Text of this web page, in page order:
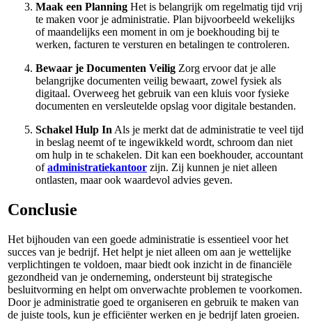
Maak een Planning Het is belangrijk om regelmatig tijd vrij
te maken voor je administratie. Plan bijvoorbeeld wekelijks
of maandelijks een moment in om je boekhouding bij te
werken, facturen te versturen en betalingen te controleren.
Bewaar je Documenten Veilig Zorg ervoor dat je alle
belangrijke documenten veilig bewaart, zowel fysiek als
digitaal. Overweeg het gebruik van een kluis voor fysieke
documenten en versleutelde opslag voor digitale bestanden.
Schakel Hulp InAls je merkt dat de administratie te veel tijd
in beslag neemt of te ingewikkeld wordt, schroom dan niet
om hulp in te schakelen. Dit kan een boekhouder, accountant
ofadministratiekantoor zijn. Zij kunnen je niet alleen
ontlasten, maar ook waardevol advies geven.
Conclusie
Het bijhouden van een goede administratie is essentieel voor het
succes van je bedrijf. Het helpt je niet alleen om aan je wettelijke
verplichtingen te voldoen, maar biedt ook inzicht in de financiële
gezondheid van je onderneming, ondersteunt bij strategische
besluitvorming en helpt om onverwachte problemen te voorkomen.
Door je administratie goed te organiseren en gebruik te maken van
de juiste tools, kun je efficiënter werken en je bedrijf laten groeien.